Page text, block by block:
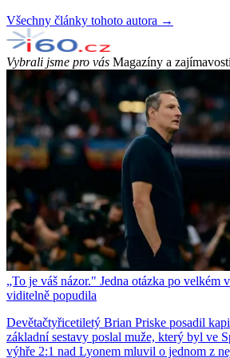
Všechny články tohoto autora →
Vybrali jsme pro vás Magazíny a
„To je váš názor." Jedna otázka po velkém
viditelně popudila
Devětačtyřicetiletý Brian Priske posadil
základní sestavy poslal muže, který byl ve
výhře 2:1 nad Lyonem mluvil o jednom z